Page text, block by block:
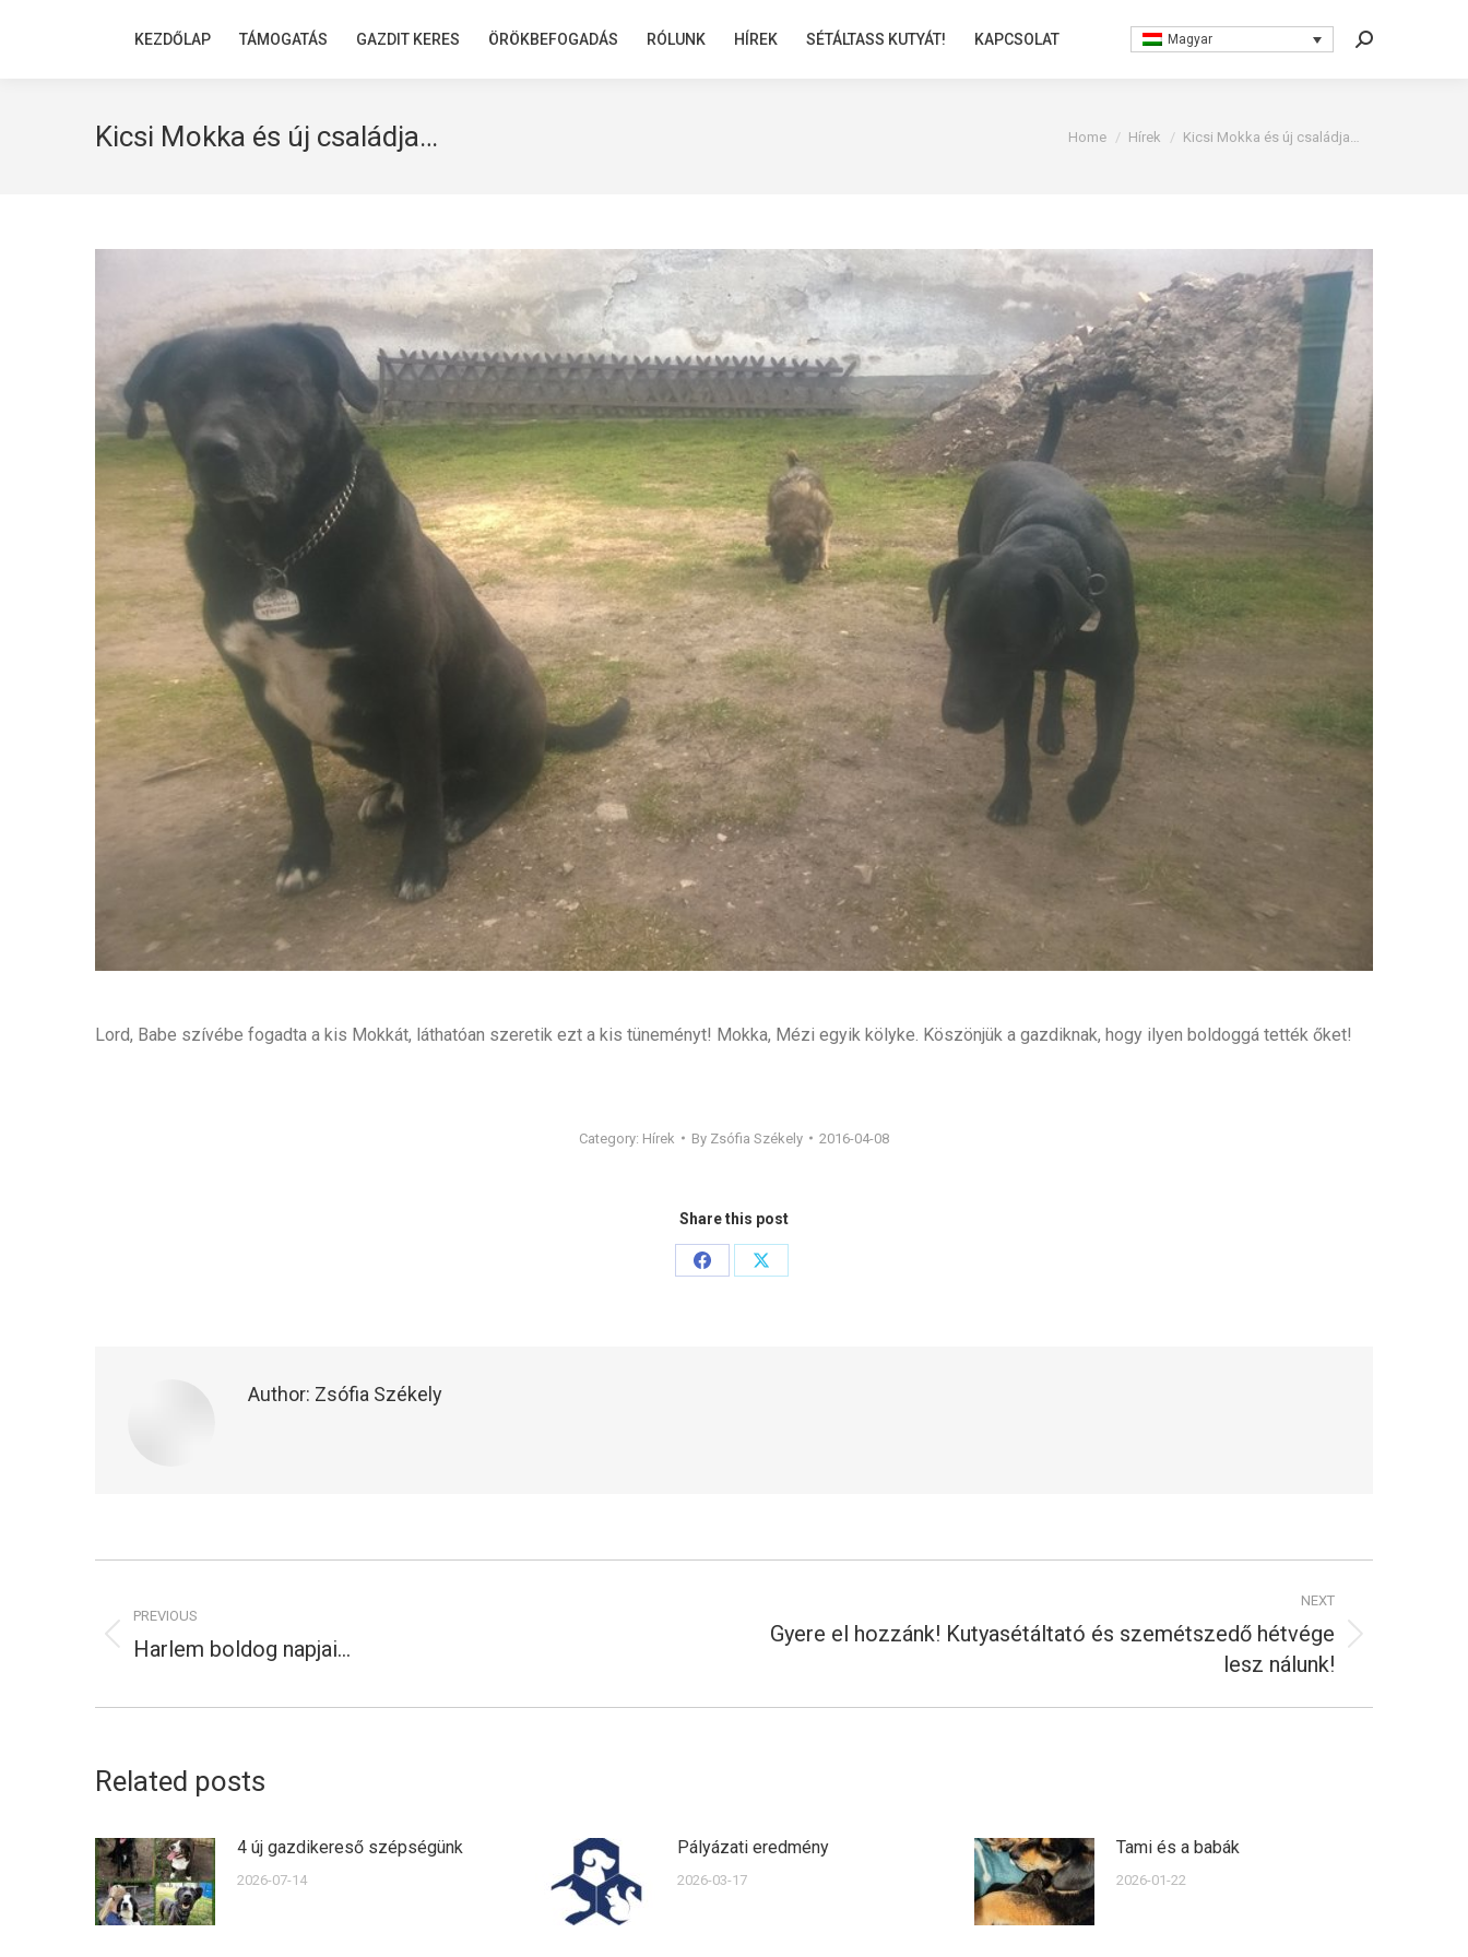
KEZDŐLAP TÁMOGATÁS GAZDIT KERES ÖRÖKBEFOGADÁS RÓLUNK HÍREK SÉTÁLTASS KUTYÁT! KAPCSOLAT Magyar Search:
Kicsi Mokka és új családja… You are here:
Home Hírek Kicsi Mokka és új családja…
Lord, Babe szívébe fogadta a kis Mokkát, láthatóan szeretik ezt a kis tüneményt! Mokka, Mézi egyik kölyke. Köszönjük a gazdiknak, hogy ilyen boldoggá tették őket!
Category: Hírek By Zsófia Székely 2016-04-08
Share this post
Share
Share
Author: Zsófia Székely
navigation
PREVIOUS
Previous
Harlem boldog napjai…
NEXT
Next
Gyere el hozzánk! Kutyasétáltató és szemétszedő hétvége
lesz nálunk!
Related posts
4 új gazdikereső szépségünk
2026-07-14
Pályázati eredmény
2026-03-17
Tami és a babák
2026-01-22
KEZDŐLAP TÁMOGATÁS GAZDIT KERES ÖRÖKBEFOGADÁS RÓLUNK HÍREK SÉTÁLTASS KUTYÁT! KAPCSOLAT Magyar Search: